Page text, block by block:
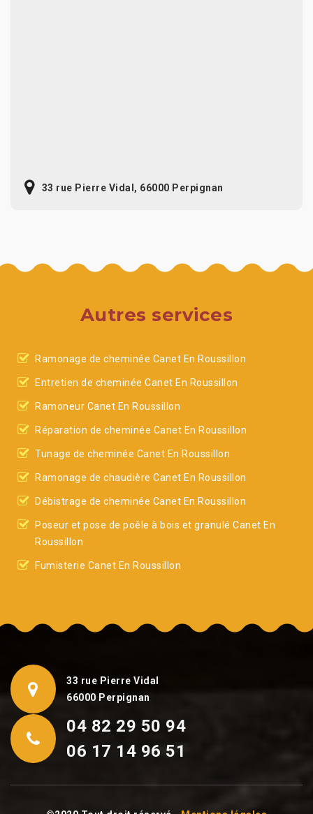
33 rue Pierre Vidal, 66000 Perpignan
Autres services
Ramonage de cheminée Canet En Roussillon
Entretien de cheminée Canet En Roussillon
Ramoneur Canet En Roussillon
Réparation de cheminée Canet En Roussillon
Tunage de cheminée Canet En Roussillon
Ramonage de chaudière Canet En Roussillon
Débistrage de cheminée Canet En Roussillon
Poseur et pose de poêle à bois et granulé Canet En
Roussillon
Fumisterie Canet En Roussillon
33 rue Pierre Vidal
66000 Perpignan
04 82 29 50 94
06 17 14 96 51